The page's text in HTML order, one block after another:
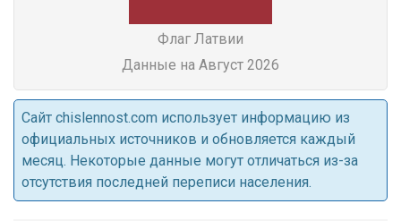
Флаг Латвии
Данные на Август 2026
Cайт chislennost.com использует информацию из
официальных источников и обновляется каждый
месяц. Некоторые данные могут отличаться из-за
отсутствия последней переписи населения.